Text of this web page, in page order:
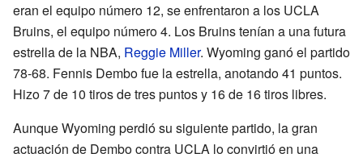
eran el equipo número 12, se enfrentaron a los UCLA
Bruins, el equipo número 4. Los Bruins tenían a una futura
estrella de la NBA, Reggie Miller. Wyoming ganó el partido
78-68. Fennis Dembo fue la estrella, anotando 41 puntos.
Hizo 7 de 10 tiros de tres puntos y 16 de 16 tiros libres.
Aunque Wyoming perdió su siguiente partido, la gran
actuación de Dembo contra UCLA lo convirtió en una